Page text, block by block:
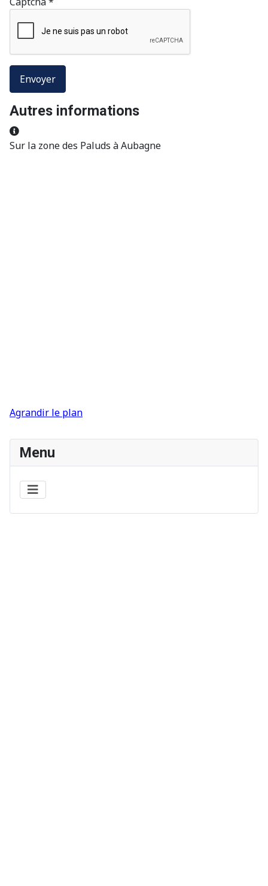
Envoyer
Autres informations
Autres informations
Sur la zone des Paluds à Aubagne
Agrandir le plan
Menu